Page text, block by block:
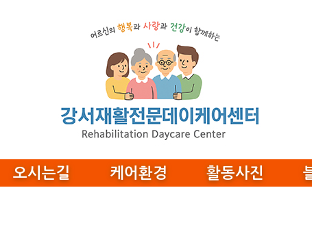
오시는길 케어환경 활동사진